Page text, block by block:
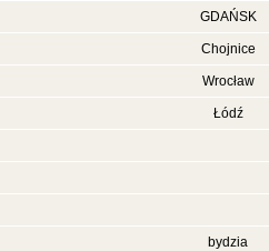
GDAŃSK
Chojnice
Wrocław
Łódź
bydzia